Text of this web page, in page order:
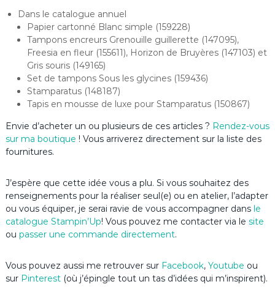
Dans le catalogue annuel
Papier cartonné Blanc simple (159228)
Tampons encreurs Grenouille guillerette (147095),
Freesia en fleur (155611), Horizon de Bruyères (147103) et
Gris souris (149165)
Set de tampons Sous les glycines (159436)
Stamparatus (148187)
Tapis en mousse de luxe pour Stamparatus (150867)
Envie d’acheter un ou plusieurs de ces articles ? Rendez-vous
sur ma boutique ! Vous arriverez directement sur la liste des
fournitures.
J’espère que cette idée vous a plu. Si vous souhaitez des
renseignements pour la réaliser seul(e) ou en atelier, l’adapter
ou vous équiper, je serai ravie de vous accompagner dans le
catalogue Stampin’Up! Vous pouvez me contacter via le site
ou passer une commande directement.
Vous pouvez aussi me retrouver sur Facebook, Youtube ou
sur Pinterest (où j’épingle tout un tas d’idées qui m’inspirent).